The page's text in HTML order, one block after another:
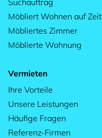
Suchauftrag
Möbliert Wohnen auf Zeit
Möbliertes Zimmer
Möblierte Wohnung
Vermieten
Ihre Vorteile
Unsere Leistungen
Häufige Fragen
Referenz-Firmen